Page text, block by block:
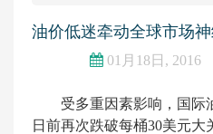
油价低迷牵动全球市场
01月18日, 2016
受多重因素影响，国际
日前再次跌破每桶30美元